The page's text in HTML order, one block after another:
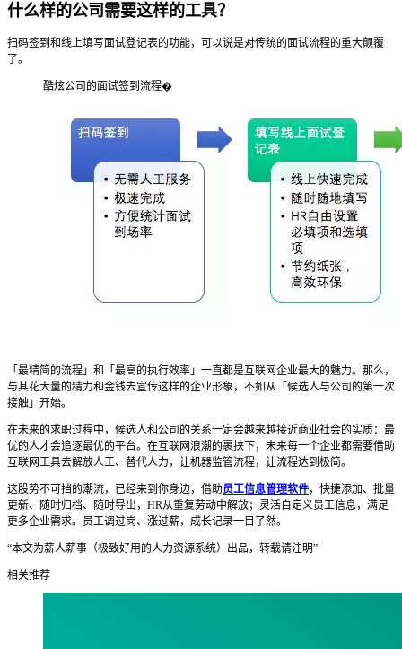
什么样的公司需要这样的工具？
扫码签到和线上填写面试登记表的功能，可以说是对传统的面试流程的重大颠覆
了。
酷炫公司的面试签到流程�
「最精简的流程」和「最高的执行效率」一直都是互联网企业最大的魅力。那么，
与其花大量的精力和金钱去宣传这样的企业形象，不如从「候选人与公司的第一次
接触」开始。
在未来的求职过程中，候选人和公司的关系一定会越来越接近商业社会的实质：最
优的人才会追逐最优的平台。在互联网浪潮的裹挟下，未来每一个企业都需要借助
互联网工具去解放人工、替代人力，让机器监管流程，让流程达到极简。
这股势不可挡的潮流，已经来到你身边，借助员工信息管理软件，快捷添加、批量
更新、随时归档、随时导出，HR从重复劳动中解放；灵活自定义员工信息，满足
更多企业需求。员工调过岗、涨过薪，成长记录一目了然。
“本文为薪人薪事（极致好用的人力资源系统）出品，转载请注明”
相关推荐